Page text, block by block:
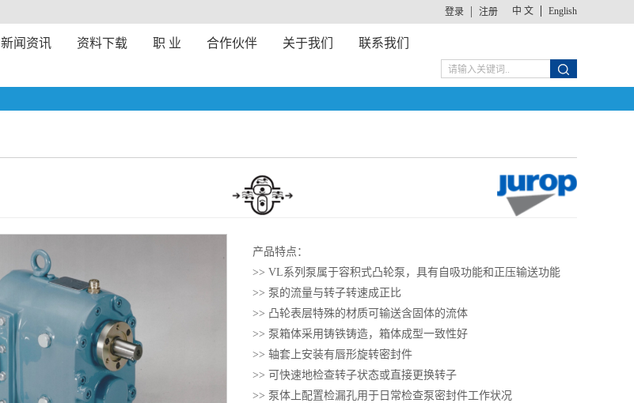
中 文 English
登录 注册
新闻资讯 资料下载 职 业 合作伙伴 关于我们 联系我们
产品特点：
>> VL系列泵属于容积式凸轮泵，具有自吸功能和正压输送功能
>> 泵的流量与转子转速成正比
>> 凸轮表层特殊的材质可输送含固体的流体
>> 泵箱体采用铸铁铸造，箱体成型一致性好
>> 轴套上安装有唇形旋转密封件
>> 可快速地检查转子状态或直接更换转子
>> 泵体上配置检漏孔用于日常检查泵密封件工作状况